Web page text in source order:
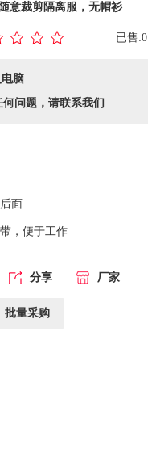
意裁剪隔离服，无帽衫
已售:0
脑
问题，请联系我们
面
，便于工作
分享 厂家
批量采购